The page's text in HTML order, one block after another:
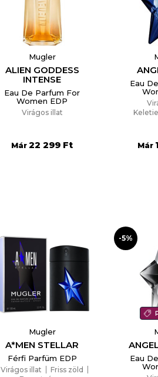
Mugler
ALIEN GODDESS
INTENSE
Eau De Parfum For
Women EDP
Virágos illat
Már22 299 Ft
Eau
Már
Mugler
A*MEN STELLAR
Férfi Parfüm EDP
Virágos illat
Friss zöld
-5%
Eau